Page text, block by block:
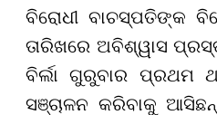
ବିରୋଧୀ ବାଚସ୍ପତିଙ୍କ
ତାରିଖରେ ଅବିଶ୍ୱାସ
ବିର୍ଲା ଗୁରୁବାର ପ୍ରଥମ
ସଞ୍ଚାଳନ କରିବାକୁ